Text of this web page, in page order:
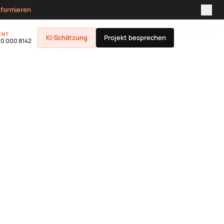
000 8142 KI-Schätzung Projekt besprechen